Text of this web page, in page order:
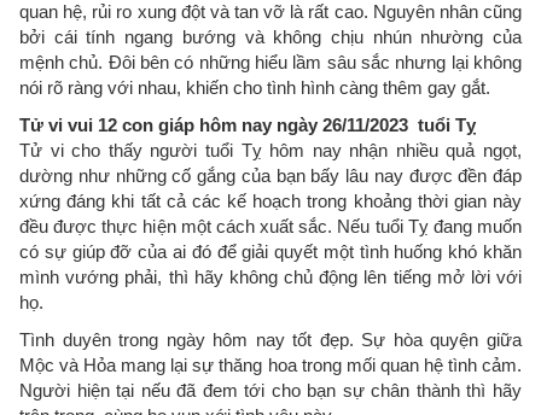
quan hệ, rủi ro xung đột và tan vỡ là rất cao. Nguyên nhân cũng
bởi cái tính ngang bướng và không chịu nhún nhường của
mệnh chủ. Đôi bên có những hiểu lầm sâu sắc nhưng lại không
nói rõ ràng với nhau, khiến cho tình hình càng thêm gay gắt.
Tử vi vui 12 con giáp hôm nay ngày 26/11/2023 tuổi Tỵ
Tử vi cho thấy người tuổi Tỵ hôm nay nhận nhiều quả ngọt,
dường như những cố gắng của bạn bấy lâu nay được đền đáp
xứng đáng khi tất cả các kế hoạch trong khoảng thời gian này
đều được thực hiện một cách xuất sắc. Nếu tuổi Tỵ đang muốn
có sự giúp đỡ của ai đó để giải quyết một tình huống khó khăn
mình vướng phải, thì hãy không chủ động lên tiếng mở lời với
họ.
Tình duyên trong ngày hôm nay tốt đẹp. Sự hòa quyện giữa
Mộc và Hỏa mang lại sự thăng hoa trong mối quan hệ tình cảm.
Người hiện tại nếu đã đem tới cho bạn sự chân thành thì hãy